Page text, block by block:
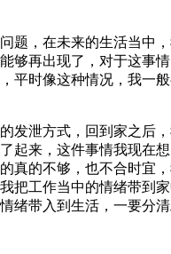
，在未来的生活当中
再出现了，对于这事
时像这种情况，我一
泄方式，回到家之后
来，这件事情我现在
的不够，也不合时宜
工作当中的情绪带到
带入到生活，一要分